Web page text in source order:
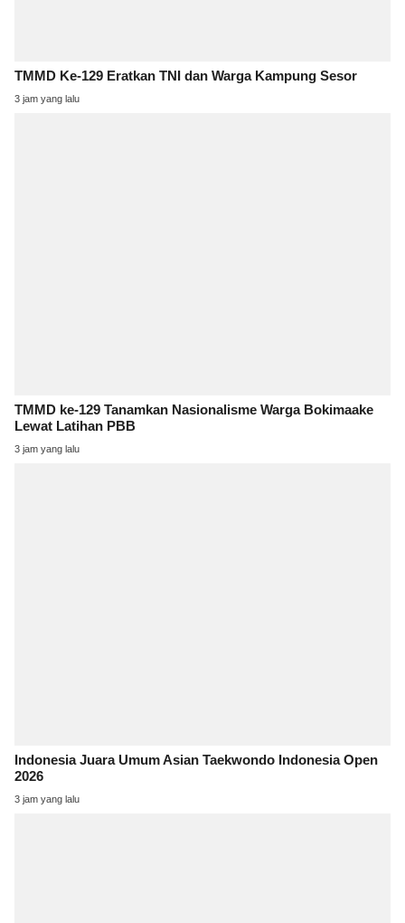
TMMD Ke-129 Eratkan TNI dan Warga Kampung Sesor
3 jam yang lalu
TMMD ke-129 Tanamkan Nasionalisme Warga Bokimaake
Lewat Latihan PBB
3 jam yang lalu
Indonesia Juara Umum Asian Taekwondo Indonesia Open
2026
3 jam yang lalu